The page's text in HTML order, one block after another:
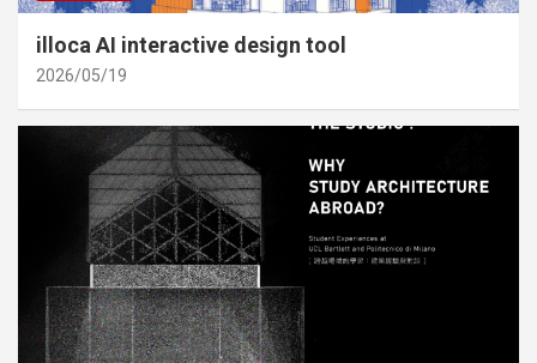
illoca AI interactive design tool
2026/05/19